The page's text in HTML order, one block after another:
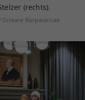
(rechts).
Gintare Karpaviciute